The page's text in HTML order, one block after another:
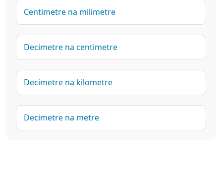
Centimetre na milimetre
Decimetre na centimetre
Decimetre na kilometre
Decimetre na metre